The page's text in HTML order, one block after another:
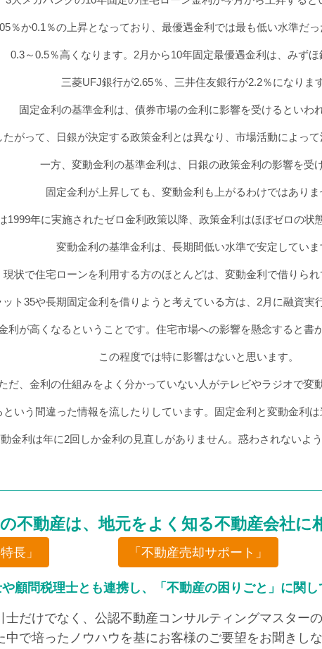
％か0.1％の上昇となっており、最優遇金利では最も低い水準だ
0.3～0.5％高くなります。2月から10年固定最優遇金利は、みずほ
三菱UFJ銀行が2.65％、三井住友銀行が2.2％になります
固定金利の基準金利は、債券市場の金利に影響を受けるといわ
たがって、日銀が決定する政策金利とは異なり、市場活動によって
一方、変動金利の基準金利は、日銀の政策金利の影響を受け
固定金利が上昇しても、変動金利も上がるわけではありま
1999年に実施されたゼロ金利政策以降、政策金利はほぼゼロの状
変動金利の基準金利は、長期間低い水準で安定していま
現状で住宅ローンを利用する方のほとんどは、変動金利で借りられ
ット35や長期固定金利を借りようと考えている方は、2月に融資実
利が高くなるということです。住宅市場への影響を懸念すると書
この程度では特に影響はないと思います。
だ、金利の仕組みをよく分かっていない人がテレビやラジオで変
という間違った情報を流したりしています。固定金利と変動金利は
金利は年に2回しか金利の見直しがありません。惑わされないよう
不動産は、地元をよく知る不動産会社に
長」 「不動産売却サポート」
顧問税理士とも連携し、「不動産の困りごと」に関し
士だけでなく、公認不動産コンサルティングマスター
中で培ったノウハウを基にお客様のご要望をお聞きし